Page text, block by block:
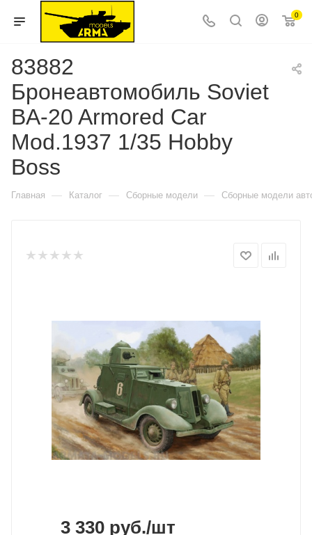
0
83882
Бронеавтомобиль Soviet
BA-20 Armored Car
Mod.1937 1/35 Hobby
Boss
Главная — Каталог — Сборные модели — Сборные модели
3 330 руб./шт